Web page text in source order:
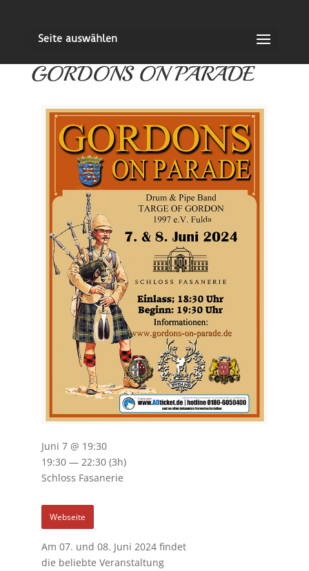
Seite auswählen
GORDONS ON PARADE
Am 07. und 08. Juni 2024 findet
die beliebte Veranstaltung
Juni 7 @ 19:30
19:30 — 22:30 (3h)
Schloss Fasanerie
Webseite